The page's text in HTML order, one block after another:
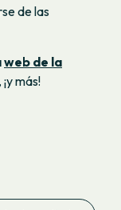
de las
web de la
más!